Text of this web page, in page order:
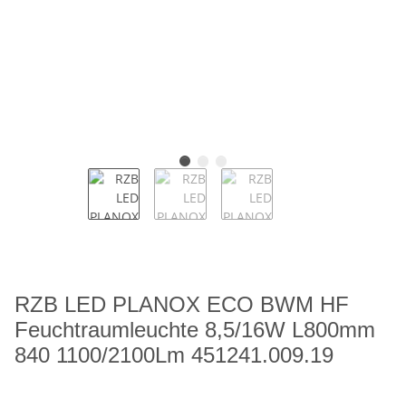
RZB LED PLANOX ECO BWM HF
Feuchtraumleuchte 8,5/16W L800mm
840 1100/2100Lm 451241.009.19